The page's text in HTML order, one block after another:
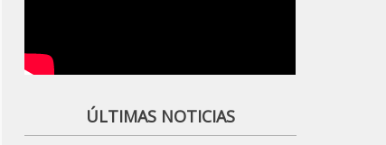
ÚLTIMAS NOTICIAS